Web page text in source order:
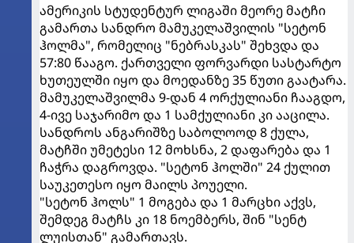
ამერიკის სტუდენტურ ლიგაში მეორე მატჩი
გამართა სანდრო მამუკელაშვილის "სეტონ
ჰოლმა", რომელიც "ნებრასკას" შეხვდა და
57:80 წააგო. ქართველი ფორვარდი სასტარტო
ხუთეულში იყო და მოედანზე 35 წუთი გაატარა.
მამუკელაშვილმა 9-დან 4 ორქულიანი ჩააგდო,
4-ივე საჯარიმო და 1 სამქულიანი კი ააცილა.
სანდროს ანგარიშზე საბოლოოდ 8 ქულა,
მატჩში უმეტესი 12 მოხსნა, 2 დაფარება და 1
ჩაჭრა დაგროვდა. "სეტონ ჰოლში" 24 ქულით
საუკეთესო იყო მაილს პოუელი.
"სეტონ ჰოლს" 1 მოგება და 1 მარცხი აქვს,
შემდეგ მატჩს კი 18 ნოემბერს, შინ "სენტ
ლუისთან" გამართავს.